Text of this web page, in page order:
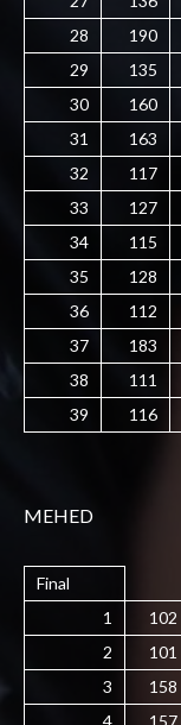
28
190
29
135
30
160
31
163
32
117
33
127
34
115
35
128
36
112
37
183
38
111
39
116
MEHED
Final
1
102
2
101
3
158
4
157